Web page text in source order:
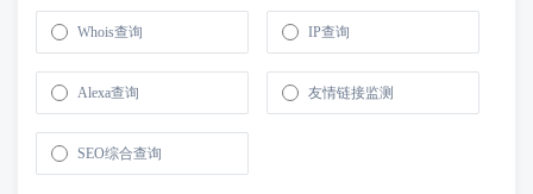
Whois查询 IP查询
Alexa查询 友情链接监测
SEO综合查询